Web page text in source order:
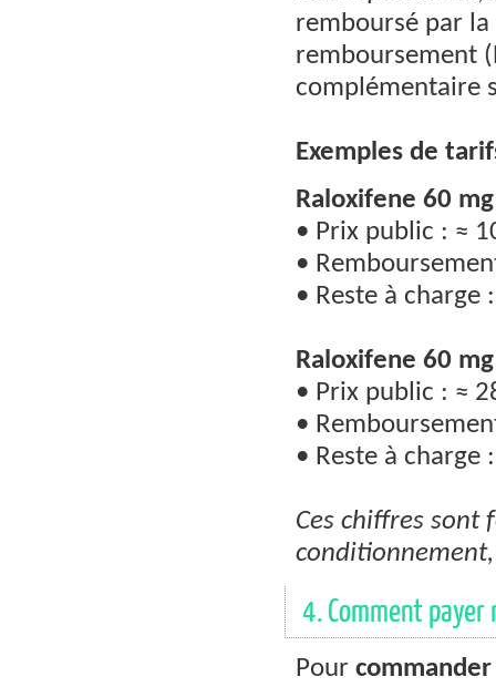
remboursé par la
remboursement
complémentaire
Exemples de
Raloxifene 60
• Prix public : ≈
•
• Reste à charge
Raloxifene 60
• Prix public : ≈
•
• Reste à charge
Ces chiffres sont
4. Comment payer
Pour commander